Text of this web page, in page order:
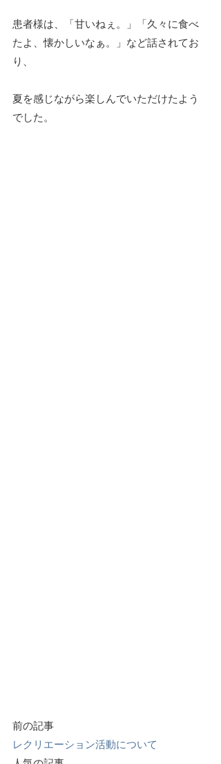
患者様は、「甘いねぇ。」「久々に食べ
たよ、懐かしいなぁ。」など話されてお
り、
夏を感じながら楽しんでいただけたよう
でした。
前の記事
レクリエーション活動について